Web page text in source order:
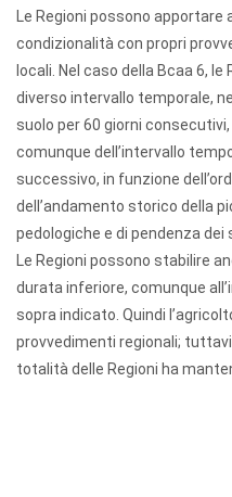
Le Regioni possono apportare
condizionalità con propri
locali. Nel caso della Bcaa 6,
diverso intervallo temporale,
suolo per 60 giorni
comunque dell’intervallo
successivo, in funzione
dell’andamento storico della
pedologiche e di pendenza dei
Le Regioni possono stabilire
durata inferiore, comunque
sopra indicato. Quindi
provvedimenti regionali;
totalità delle Regioni ha